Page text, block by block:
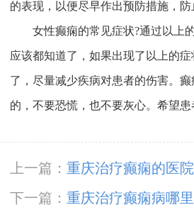
的表现，以便尽早作出预防措施，防
女性癫痫的常见症状?通过以上
应该都知道了，如果出现了以上的
了，尽量减少疾病对患者的伤害。
的，不要恐慌，也不要灰心。希望患
上一篇： 重庆治疗癫痫的医
来哪些危害呢
下一篇： 重庆治疗癫痫病哪